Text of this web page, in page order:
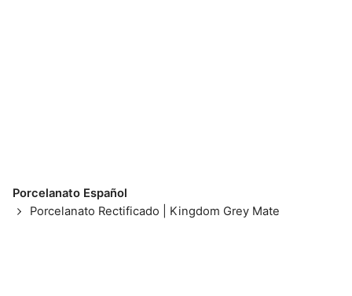
Porcelanato Español
Porcelanato Rectificado | Kingdom Grey Mate